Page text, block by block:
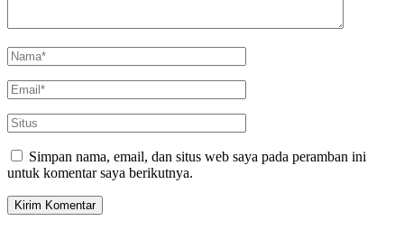
Simpan nama, email, dan situs web saya pada peramban ini
untuk komentar saya berikutnya.